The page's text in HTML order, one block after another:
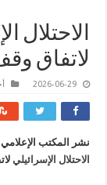
لاتفاق
2026-06-29
نشر المكتب
الاحتلال الإسرائيلي